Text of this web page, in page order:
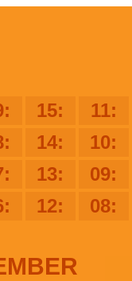
15:
11:
14:
10:
13:
09:
12: 08: